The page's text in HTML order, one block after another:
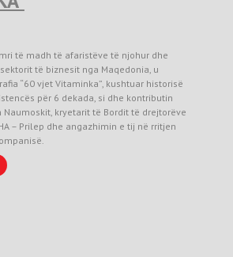
të madh të afaristëve të njohur dhe
të biznesit nga Maqedonia, u
“60 vjet Vitaminka”, kushtuar historisë
për 6 dekada, si dhe kontributin
Naumoskit, kryetarit të Bordit të drejtorëve
– Prilep dhe angazhimin e tij në rritjen